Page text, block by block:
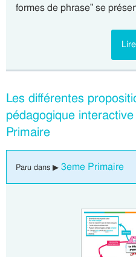
formes de phrase” se
Les différentes
pédagogique
Primaire
Paru dans ▶ 3eme Primaire